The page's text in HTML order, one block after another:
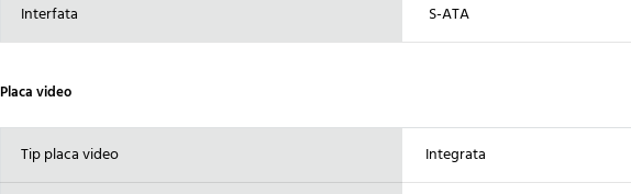
Interfata S-ATA
Placa video
Tip placa video Integrata